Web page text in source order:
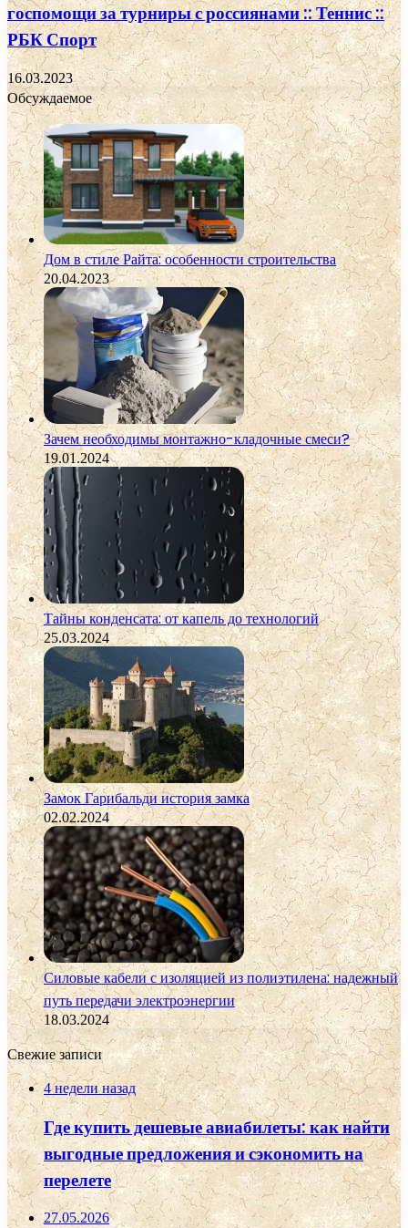
госпомощи за турниры с россиянами :: Теннис ::
РБК Спорт
16.03.2023
Обсуждаемое
Дом в стиле Райта: особенности строительства
20.04.2023
Зачем необходимы монтажно-кладочные смеси?
19.01.2024
Тайны конденсата: от капель до технологий
25.03.2024
Замок Гарибальди история замка
02.02.2024
Силовые кабели с изоляцией из полиэтилена: надежный
путь передачи электроэнергии
18.03.2024
Свежие записи
4 недели назад
Где купить дешевые авиабилеты: как найти
выгодные предложения и сэкономить на
перелете
27.05.2026